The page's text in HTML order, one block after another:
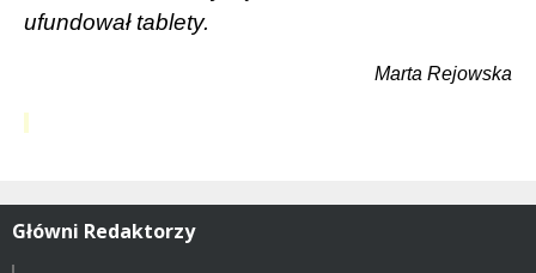
ufundował tablety.
Marta Rejowska
Główni Redaktorzy